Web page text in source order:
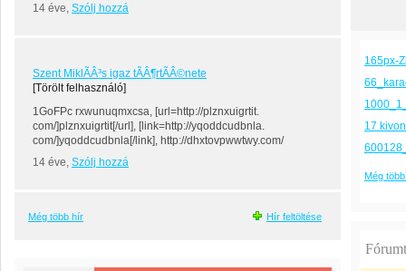
14 éve, Szólj hozzá
Szent MiklÃÂ³s igaz tÃÂ¶rtÃÂ©nete
[Törölt felhasználó]
1GoFPc rxwunuqmxcsa, [url=http://plznxuigrtit.
com/]plznxuigrtit[/url], [link=http://yqoddcudbnla.
com/]yqoddcudbnla[/link], http://dhxtovpwwtwy.com/
14 éve, Szólj hozzá
Még több hír Hír feltöltése
165px-
17
Még